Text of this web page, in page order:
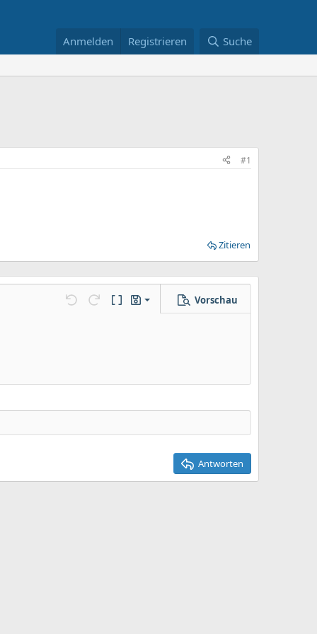
Anmelden Registrieren Suche
#1
Zitieren
Rückgängig
Wiederholen
BBCode umschalten
Entwürfe
Entwurf speichern
Vorschau
Antworten